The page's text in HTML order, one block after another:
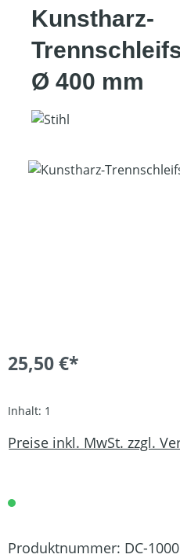
Kunstharz-
Ø 400 mm
Bildergalerie überspringen
25,50 €*
Inhalt: 1
Preise inkl. MwSt. zzgl.
Produktnummer: DC-